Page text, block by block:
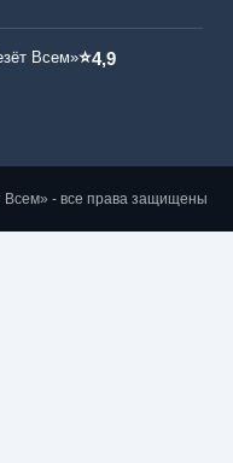
Всем»⭐4,9
Всем» - все права защищены